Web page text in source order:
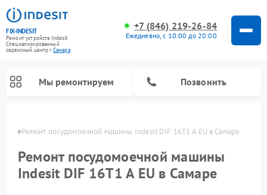
FIX-INDESIT
Ремонт устройств Indesit
Специализированный
cервисный центр г.Самара
+7 (846) 219-26-84
Ежедневно, с 10:00 до 20:00
Мы ремонтируем Позвонить
Ремонт посудомоечной машины Indesit DIF 16T1 A EU в Самаре
Ремонт посудомоечной машины
Indesit DIF 16T1 A EU в Самаре